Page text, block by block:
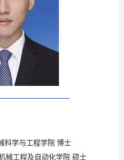
科学与工程学院 博士
械工程及自动化学院 硕士